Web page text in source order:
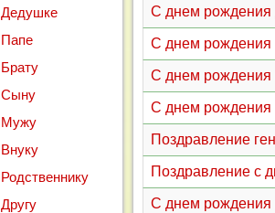
Дедушке
Папе
Брату
Сыну
Мужу
Внуку
Родственнику
Другу
С днем рождения
С днем рождения
С днем рождения
С днем рождения
Поздравление
Поздравление с
С днем рождения